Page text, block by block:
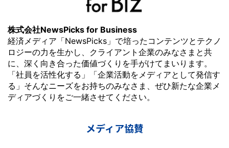
株式会社NewsPicks for Business
経済メディア「NewsPicks」で培ったコンテンツとテクノ
ロジーの力を生かし、クライアント企業のみなさまと共
に、深く向き合った価値づくりを手がけてまいります。
「社員を活性化する」「企業活動をメディアとして発信す
る」そんなニーズをお持ちのみなさま、ぜひ新たな企業メ
ディアづくりをご一緒させてください。
メディア協賛